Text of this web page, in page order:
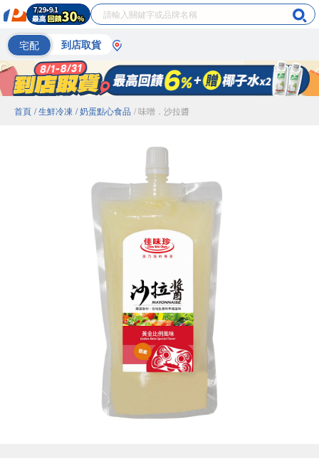
宅配 到店取貨
首頁 / 生鮮冷凍 / 奶蛋點心食品 / 味噌．沙拉醬